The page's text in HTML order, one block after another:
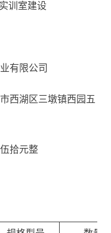
训室建设
有限公司
西湖区三墩镇西园五
拾元整